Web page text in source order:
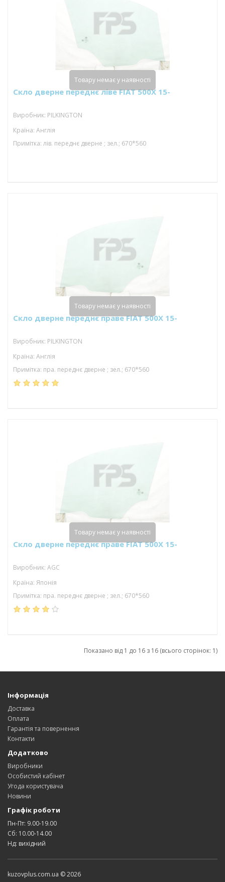
Скло дверне переднє ліве FIAT 500X 15-
Виробник: PILKINGTON
Країна: Англія
Примітка: лів. переднє дверне ; зел.; 670*560
Товару немає у наявності
Скло дверне переднє праве FIAT 500X 15-
Виробник: PILKINGTON
Країна: Англія
Примітка: пра. переднє дверне ; зел.; 670*560
Товару немає у наявності
Скло дверне переднє праве FIAT 500X 15-
Виробник: AGC
Країна: Японія
Примітка: пра. переднє дверне ; зел.; 670*560
Товару немає у наявності
Показано від 1 до 16 з 16 (всього сторінок: 1)
Інформація
Доставка
Оплата
Гарантія та повернення
Контакти
Додатково
Виробники
Особистий кабінет
Угода користувача
Новини
Графік роботи
Пн-Пт: 9.00-19.00
Сб: 10.00-14.00
Нд: вихідний
kuzovplus.com.ua © 2026